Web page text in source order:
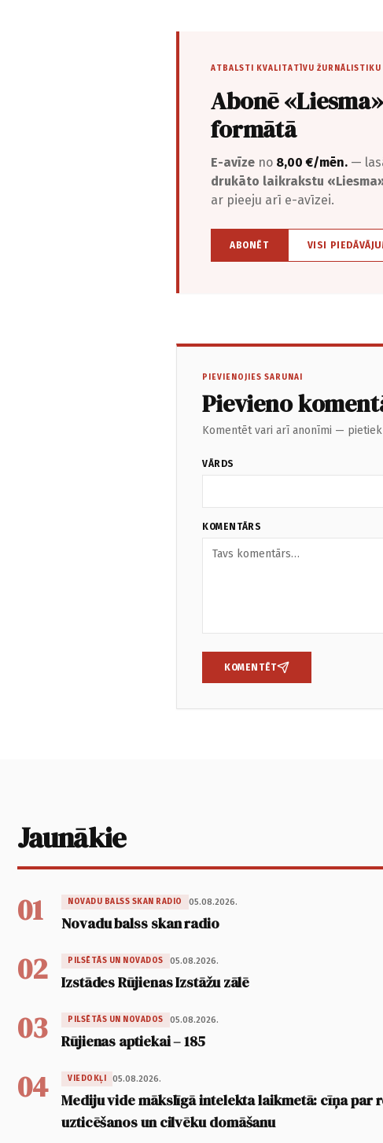
ATBALSTI KVALITATĪVU ŽURNĀLISTIKU
Abonē
formātā
E-avīze no 8,00 €/mēn. —
drukāto laikrakstu
ar pieeju arī e-avīzei.
ABONĒT VISI
PIEVIENOJIES SARUNAI
Pievieno
Komentēt vari arī anonīmi —
VĀRDS
KOMENTĀRS
KOMENTĒT
Jaunākie
01 NOVADU BALSS SKAN RADIO 05.08.2026.
Novadu balss skan radio
02 PILSĒTĀS UN NOVADOS 05.08.2026.
Izstādes Rūjienas Izstāžu zālē
03 PILSĒTĀS UN NOVADOS 05.08.2026.
Rūjienas aptiekai – 185
04 VIEDOKĻI 05.08.2026.
Mediju vide mākslīgā intelekta laikmetā: cīņa par
uzticēšanos un cilvēku domāšanu